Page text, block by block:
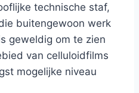
technische staf,
buitengewoon werk
geweldig om te zien
van celluloidfilms
mogelijke niveau